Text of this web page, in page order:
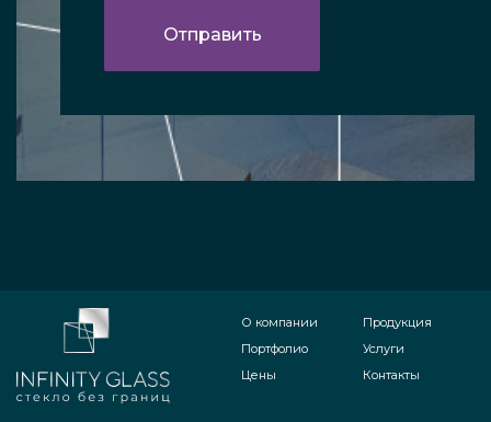
О компании
Портфолио
Цены
Продукция
Услуги
Контакты